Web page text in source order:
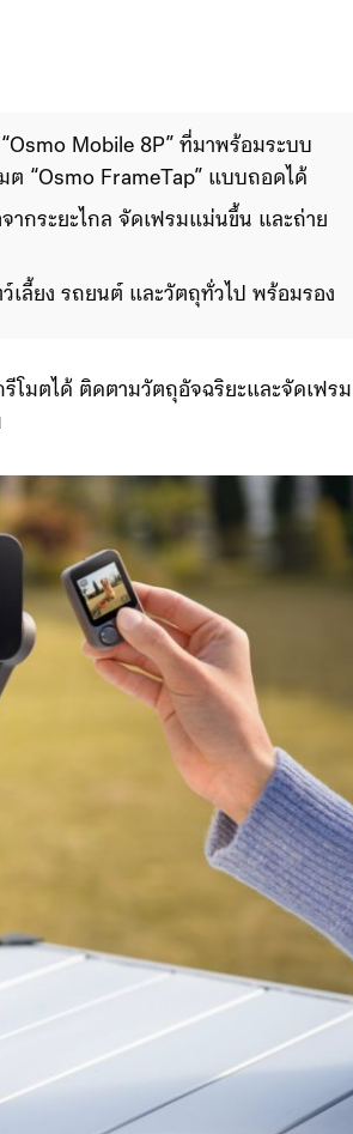
Mobile 8P” ที่มาพร้อมระบบ
“Osmo FrameTap” แบบถอดได้
ากระยะไกล จัดเฟรมแม่นขึ้น และถ่าย
เลี้ยง รถยนต์ และวัตถุทั่วไป พร้อม
มตได้ ติดตามวัตถุอัจฉริยะและจัดเฟรม